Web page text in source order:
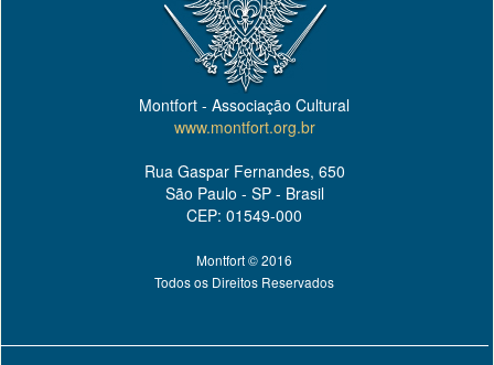
Montfort - Associação Cultural
www.montfort.org.br
Rua Gaspar Fernandes, 650
São Paulo - SP - Brasil
CEP: 01549-000
Montfort © 2016
Todos os Direitos Reservados